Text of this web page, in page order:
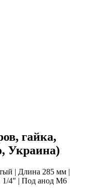
гайка,
Украина)
| Длина 285 мм |
1/4" | Под анод М6